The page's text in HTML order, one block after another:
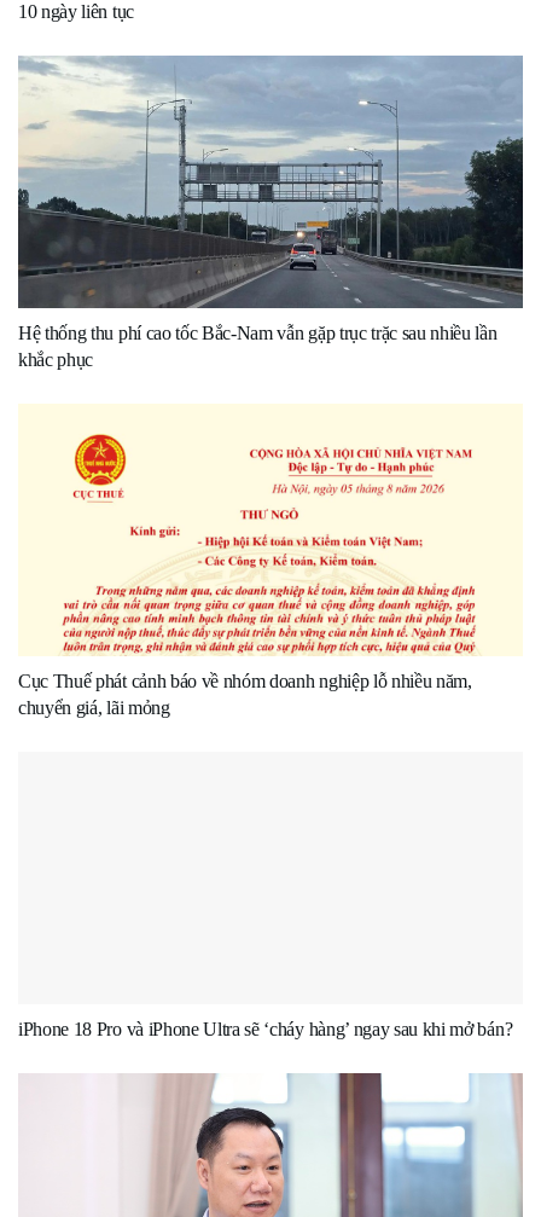
10 ngày liên tục
Hệ thống thu phí cao tốc Bắc-Nam vẫn gặp trục trặc sau nhiều lần
khắc phục
Cục Thuế phát cảnh báo về nhóm doanh nghiệp lỗ nhiều năm,
chuyển giá, lãi mỏng
iPhone 18 Pro và iPhone Ultra sẽ ‘cháy hàng’ ngay sau khi mở bán?